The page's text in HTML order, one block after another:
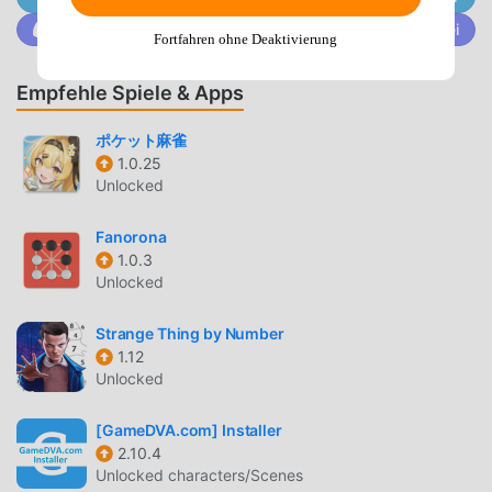
Bingo Als beliebtes board-Spiel hat ihm sein einzigartiges
ganzen Welt zu gewinnen. Im Gegensatz zu
herkömmlichen board-Spielen müssen Sie in Bingo nur
das Anfänger-Tutorial durchgehen, sodass Sie ganz
einfach mit dem gesamten Spiel beginnen und die Freude
genießen können, die die klassischen board-Spiele
Plattform für board-Spieleliebhaber aufgebaut, die es
Ihnen ermöglicht, mit allen board-Spieleliebhabern auf der
ganzen Welt zu kommunizieren und zu teilen, worauf Sie
warten, sich moddroid anzuschließen und das zu genießen
board Spiel mit allen globalen Partnern kommen glücklich
Wie traditionelle board-Spiele hat Bingo einen
einzigartigen Kunststil, und seine hochwertigen Grafiken,
Trete @MODDROID.CO auf der Discord-Community bei
Empfehle Spiele & Apps
ポケット麻雀
1.0.25
Unlocked
Fanorona
1.0.3
Unlocked
Strange Thing by Number
1.12
Unlocked
[GameDVA.com] Installer
2.10.4
Unlocked characters/Scenes
Fortfahren ohne Deaktivierung